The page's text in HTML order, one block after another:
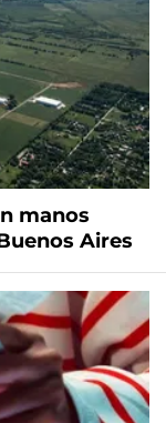
manos
Aires